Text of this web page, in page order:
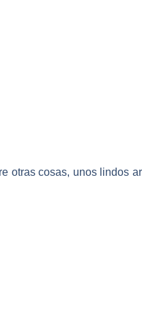
otras cosas, unos lindos